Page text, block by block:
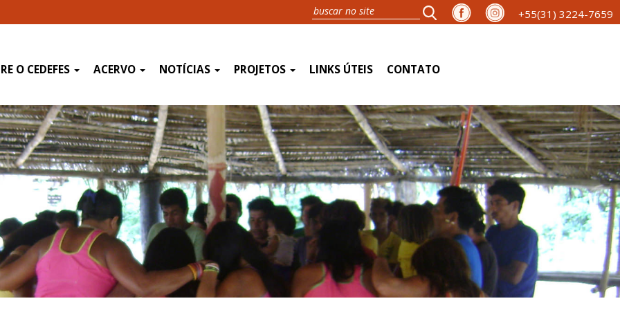
+55(31) 3224-7659
O CEDEFES ACERVO NOTÍCIAS PROJETOS LINKS ÚTEIS CONTATO